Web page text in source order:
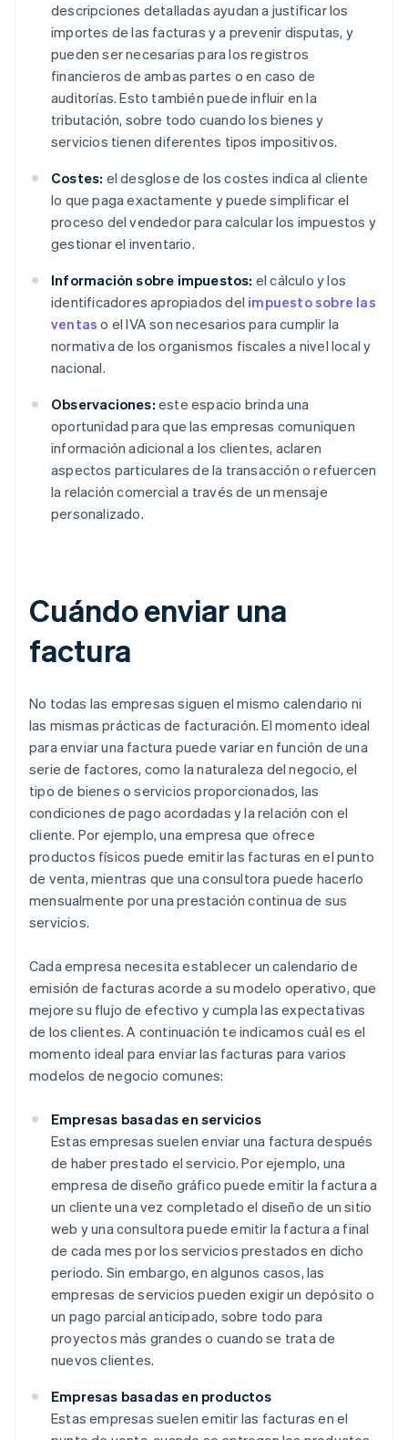
descripciones detalladas ayudan a justificar los
importes de las facturas y a prevenir disputas, y
pueden ser necesarias para los registros
financieros de ambas partes o en caso de
auditorías. Esto también puede influir en la
tributación, sobre todo cuando los bienes y
servicios tienen diferentes tipos impositivos.
Costes: el desglose de los costes indica al cliente
lo que paga exactamente y puede simplificar el
proceso del vendedor para calcular los impuestos y
gestionar el inventario.
Información sobre impuestos: el cálculo y los
identificadores apropiados del impuesto sobre las
ventas o el IVA son necesarios para cumplir la
normativa de los organismos fiscales a nivel local y
nacional.
Observaciones: este espacio brinda una
oportunidad para que las empresas comuniquen
información adicional a los clientes, aclaren
aspectos particulares de la transacción o refuercen
la relación comercial a través de un mensaje
personalizado.
Cuándo enviar una
factura
No todas las empresas siguen el mismo calendario ni
las mismas prácticas de facturación. El momento ideal
para enviar una factura puede variar en función de una
serie de factores, como la naturaleza del negocio, el
tipo de bienes o servicios proporcionados, las
condiciones de pago acordadas y la relación con el
cliente. Por ejemplo, una empresa que ofrece
productos físicos puede emitir las facturas en el punto
de venta, mientras que una consultora puede hacerlo
mensualmente por una prestación continua de sus
servicios.
Cada empresa necesita establecer un calendario de
emisión de facturas acorde a su modelo operativo, que
mejore su flujo de efectivo y cumpla las expectativas
de los clientes. A continuación te indicamos cuál es el
momento ideal para enviar las facturas para varios
modelos de negocio comunes:
Empresas basadas en servicios
Estas empresas suelen enviar una factura después
de haber prestado el servicio. Por ejemplo, una
empresa de diseño gráfico puede emitir la factura a
un cliente una vez completado el diseño de un sitio
web y una consultora puede emitir la factura a final
de cada mes por los servicios prestados en dicho
periodo. Sin embargo, en algunos casos, las
empresas de servicios pueden exigir un depósito o
un pago parcial anticipado, sobre todo para
proyectos más grandes o cuando se trata de
nuevos clientes.
Empresas basadas en productos
Estas empresas suelen emitir las facturas en el